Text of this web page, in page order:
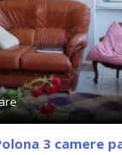
3 camere